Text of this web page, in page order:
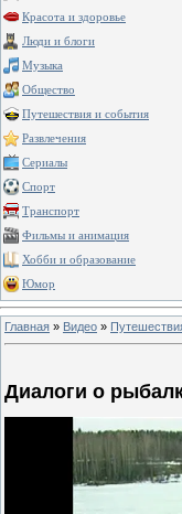
Красота и здоровье
Люди и блоги
Музыка
Общество
Путешествия и события
Развлечения
Сериалы
Спорт
Транспорт
Фильмы и анимация
Хобби и образование
Юмор
Главная » Видео »
Диалоги о